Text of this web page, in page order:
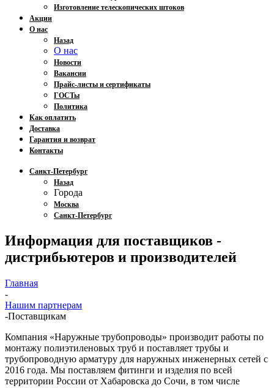
Изготовление телескопических штоков
Акции
О нас
Назад
О нас
Новости
Вакансии
Прайс-листы и сертификаты
ГОСТы
Политика
Как оплатить
Доставка
Гарантия и возврат
Контакты
Санкт-Петербург
Назад
Города
Москва
Санкт-Петербург
Информация для поставщиков -
дистрибьютеров и производителей
Главная
-
Нашим партнерам
-Поставщикам
Компания «Наружные трубопроводы» производит работы по
монтажу полиэтиленовых труб и поставляет трубы и
трубопроводную арматуру для наружных инженерных сетей с
2016 года. Мы поставляем фитинги и изделия по всей
территории России от Хабаровска до Сочи, в том числе